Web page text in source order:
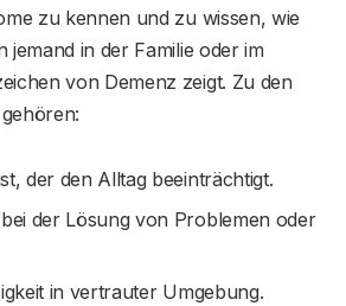
zu kennen und zu wissen, wie
jemand in der Familie oder im
von Demenz zeigt. Zu den
der den Alltag beeinträchtigt.
der Lösung von Problemen oder
in vertrauter Umgebung.